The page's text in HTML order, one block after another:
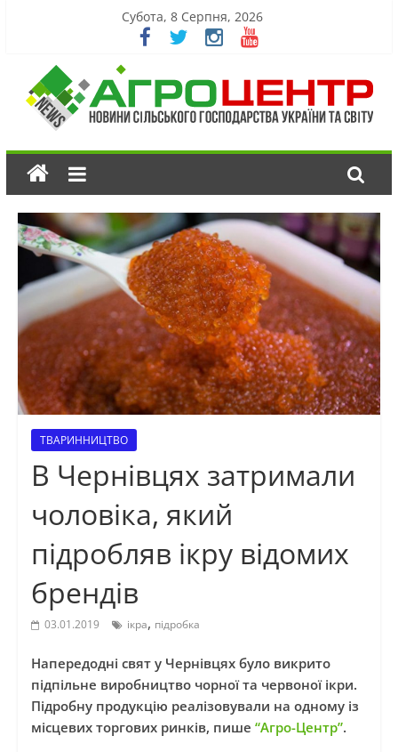
Субота, 8 Серпня, 2026
ТВАРИННИЦТВО
В Чернівцях затримали
чоловіка, який
підробляв ікру відомих
брендів
03.01.2019 ікра, підробка
Напередодні свят у Чернівцях було викрито
підпільне виробництво чорної та червоної ікри.
Підробну продукцію реалізовували на одному із
місцевих торгових ринків, пише “Агро-Центр”.